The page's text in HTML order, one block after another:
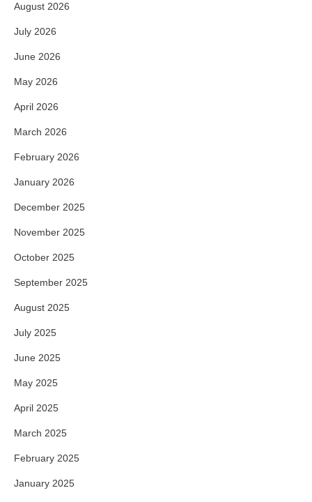
August 2026
July 2026
June 2026
May 2026
April 2026
March 2026
February 2026
January 2026
December 2025
November 2025
October 2025
September 2025
August 2025
July 2025
June 2025
May 2025
April 2025
March 2025
February 2025
January 2025